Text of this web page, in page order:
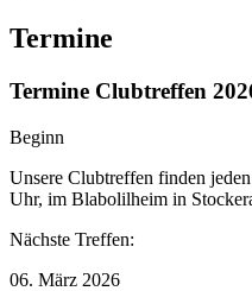
Termine
Termine Clubtreffen
Beginn
Unsere Clubtreffen finden
Uhr, im Blabolilheim in
Nächste Treffen:
06. März 2026